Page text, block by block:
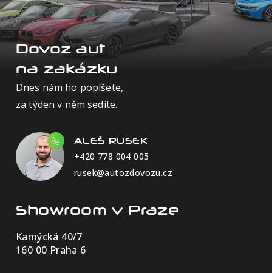
Dovoz aut
na zakázku
Dnes nám ho popíšete,
za týden v něm sedíte.
ALEŠ RUSEK
+420 778 004 005
rusek@autozdovozu.cz
Showroom v Praze
Kamýcká 40/7
160 00 Praha 6